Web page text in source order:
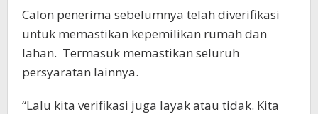
Calon penerima sebelumnya telah diverifikasi
untuk memastikan kepemilikan rumah dan
lahan. Termasuk memastikan seluruh
persyaratan lainnya.
“Lalu kita verifikasi juga layak atau tidak. Kita